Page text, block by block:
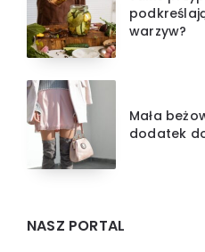
warzyw?
Mała
dodatek
NASZ PORTAL